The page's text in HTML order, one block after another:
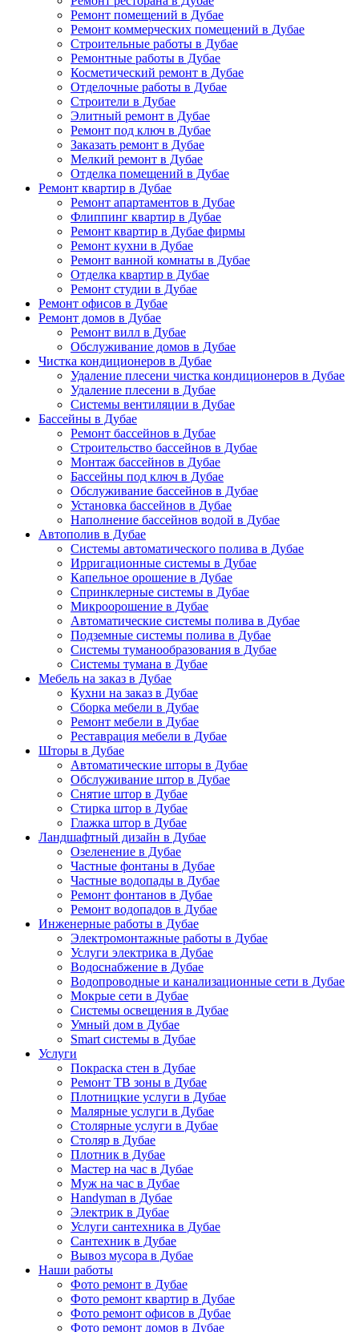
Ремонт помещений в Дубае
Ремонт коммерческих помещений в Дубае
Строительные работы в Дубае
Ремонтные работы в Дубае
Косметический ремонт в Дубае
Отделочные работы в Дубае
Строители в Дубае
Элитный ремонт в Дубае
Ремонт под ключ в Дубае
Заказать ремонт в Дубае
Мелкий ремонт в Дубае
Отделка помещений в Дубае
Ремонт квартир в Дубае
Ремонт апартаментов в Дубае
Флиппинг квартир в Дубае
Ремонт квартир в Дубае фирмы
Ремонт кухни в Дубае
Ремонт ванной комнаты в Дубае
Отделка квартир в Дубае
Ремонт студии в Дубае
Ремонт офисов в Дубае
Ремонт домов в Дубае
Ремонт вилл в Дубае
Обслуживание домов в Дубае
Чистка кондиционеров в Дубае
Удаление плесени чистка кондиционеров в Дубае
Удаление плесени в Дубае
Системы вентиляции в Дубае
Бассейны в Дубае
Ремонт бассейнов в Дубае
Строительство бассейнов в Дубае
Монтаж бассейнов в Дубае
Бассейны под ключ в Дубае
Обслуживание бассейнов в Дубае
Установка бассейнов в Дубае
Наполнение бассейнов водой в Дубае
Автополив в Дубае
Системы автоматического полива в Дубае
Ирригационные системы в Дубае
Капельное орошение в Дубае
Спринклерные системы в Дубае
Микроорошение в Дубае
Автоматические системы полива в Дубае
Подземные системы полива в Дубае
Системы туманообразования в Дубае
Системы тумана в Дубае
Мебель на заказ в Дубае
Кухни на заказ в Дубае
Сборка мебели в Дубае
Ремонт мебели в Дубае
Реставрация мебели в Дубае
Шторы в Дубае
Автоматические шторы в Дубае
Обслуживание штор в Дубае
Снятие штор в Дубае
Стирка штор в Дубае
Глажка штор в Дубае
Ландшафтный дизайн в Дубае
Озеленение в Дубае
Частные фонтаны в Дубае
Частные водопады в Дубае
Ремонт фонтанов в Дубае
Ремонт водопадов в Дубае
Инженерные работы в Дубае
Электромонтажные работы в Дубае
Услуги электрика в Дубае
Водоснабжение в Дубае
Водопроводные и канализационные сети в Дубае
Мокрые сети в Дубае
Системы освещения в Дубае
Умный дом в Дубае
Smart системы в Дубае
Услуги
Покраска стен в Дубае
Ремонт ТВ зоны в Дубае
Плотницкие услуги в Дубае
Малярные услуги в Дубае
Столярные услуги в Дубае
Столяр в Дубае
Плотник в Дубае
Мастер на час в Дубае
Муж на час в Дубае
Handyman в Дубае
Электрик в Дубае
Услуги сантехника в Дубае
Сантехник в Дубае
Вывоз мусора в Дубае
Наши работы
Фото ремонт в Дубае
Фото ремонт квартир в Дубае
Фото ремонт офисов в Дубае
Фото ремонт домов в Дубае